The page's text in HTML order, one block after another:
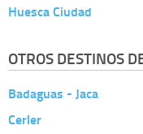
Huesca Ciudad
OTROS DESTINOS
Badaguas - Jaca
Cerler